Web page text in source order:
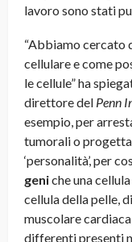
lavoro sono stati
“Abbiamo cercato
cellulare e come
le cellule” ha
direttore del Penn
esempio, per
tumorali o
‘personalità’, per
geniche una
cellula della pelle,
muscolare
differenti presenti